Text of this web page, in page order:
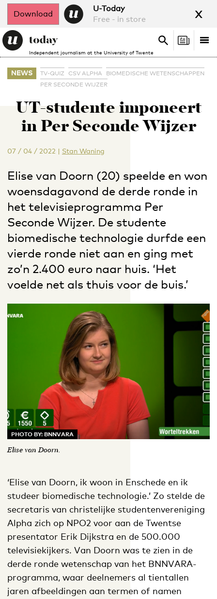
Download
U-Today
Free - in store
x
Independent journalism at the University of Twente
Search
Search
NEWS TV-QUIZ CSV ALPHA
BIOMEDISCHE WETENSCHAPPEN
PER SECONDE WIJZER
UT-studente imponeert
in Per Seconde Wijzer
07 / 04 / 2022 | Stan Waning
Elise van Doorn (20) speelde en won
woensdagavond de derde ronde in
het televisieprogramma Per
Seconde Wijzer. De studente
biomedische technologie durfde een
vierde ronde niet aan en ging met
zo’n 2.400 euro naar huis. ‘Het
voelde net als thuis voor de buis.’
PHOTO BY: BNNVARA
Elise van Doorn.
‘Elise van Doorn, ik woon in Enschede en ik
studeer biomedische technologie.’ Zo stelde de
secretaris van christelijke studentenvereniging
Alpha zich op NPO2 voor aan de Twentse
presentator Erik Dijkstra en de 500.000
televisiekijkers. Van Doorn was te zien in de
derde ronde wetenschap van het BNNVARA-
programma, waar deelnemers al tientallen
jaren afbeeldingen aan termen of namen